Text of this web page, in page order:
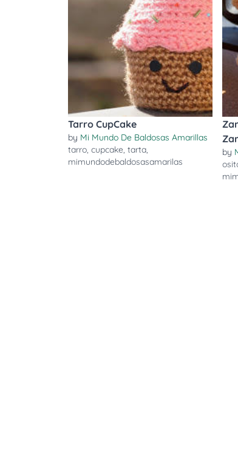
Tarro CupCake
by Mi Mundo De Baldosas Amarillas
tarro, cupcake, tarta,
mimundodebaldosasamarilas
by